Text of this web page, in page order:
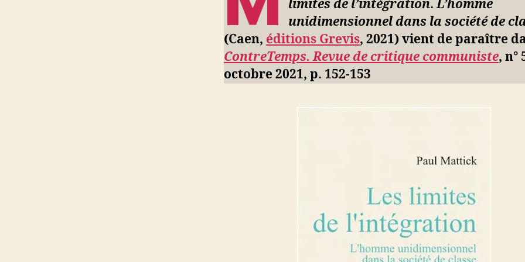
de
L’homme
dans
limites de l’intégration.L’homme
unidimensionnel dans la société de
(Caen, éditions Grevis, 2021) vient de paraître
ContreTemps. Revue de critique communiste, n°
octobre 2021, p. 152-153